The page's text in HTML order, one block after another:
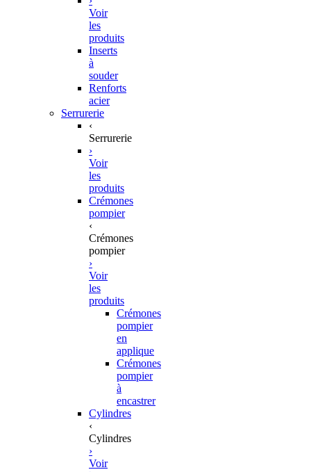
Voir
les
produits
Inserts
à
souder
Renforts
acier
Serrurerie
‹
Serrurerie
›
Voir
les
produits
Crémones
pompier
‹
Crémones
pompier
›
Voir
les
produits
Crémones
pompier
en
applique
Crémones
pompier
à
encastrer
Cylindres
‹
Cylindres
›
Voir